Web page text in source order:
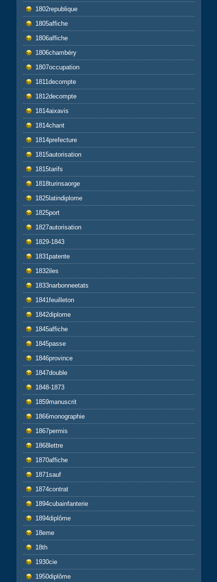
1802republique
1805affiche
1806affiche
1806chambéry
1807occupation
1811decompte
1812decompte
1814aixavis
1814chant
1814prefecture
1815autorisation
1815tarifs
1818turinsaorge
1825latindiplome
1825port
1827autorisation
1829-1843
1831patente
1832iles
1833narbonneetats
1841feuilleton
1842diplome
1845affiche
1845passe
1846province
1847double
1848-1873
1859manuscrit
1866monographie
1867permis
1868lettre
1870affiche
1871sauf
1874contrat
1894cubainfanterie
1894diplôme
18eme
18th
1930cie
1950diplôme